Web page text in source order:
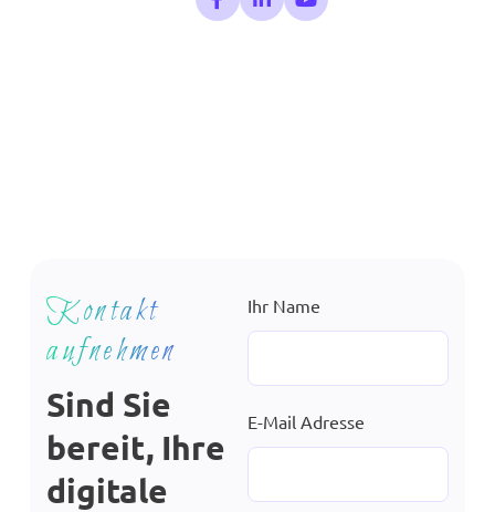
Kontakt
aufnehmen
Sind Sie
bereit, Ihre
digitale
Ihr Name
E-Mail Adresse